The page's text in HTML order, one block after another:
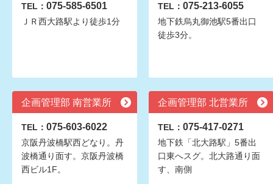
TEL： 075-585-6501
ＪＲ西大路駅より徒歩1分
TEL： 075-213-6055
地下鉄烏丸御池駅5番出口
徒歩3分。
企画管理部 南営業所
TEL： 075-603-6022
京阪丹波橋駅西どなり。丹
波橋通り面す。京阪丹波橋
西ビル1F。
企画管理部 北営業所
TEL： 075-417-0271
地下鉄「北大路駅」5番出
口東へスグ。北大路通り面
す、南側